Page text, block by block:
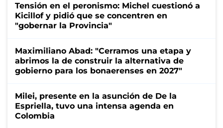
Tensión en el peronismo: Michel cuestionó a
Kicillof y pidió que se concentren en
"gobernar la Provincia"
Maximiliano Abad: "Cerramos una etapa y
abrimos la de construir la alternativa de
gobierno para los bonaerenses en 2027"
Milei, presente en la asunción de De la
Espriella, tuvo una intensa agenda en
Colombia